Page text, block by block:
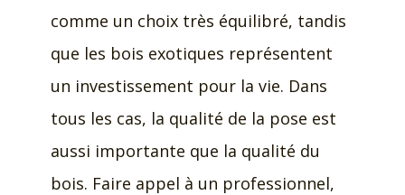
comme un choix très équilibré, tandis
que les bois exotiques représentent
un investissement pour la vie. Dans
tous les cas, la qualité de la pose est
aussi importante que la qualité du
bois. Faire appel à un professionnel,